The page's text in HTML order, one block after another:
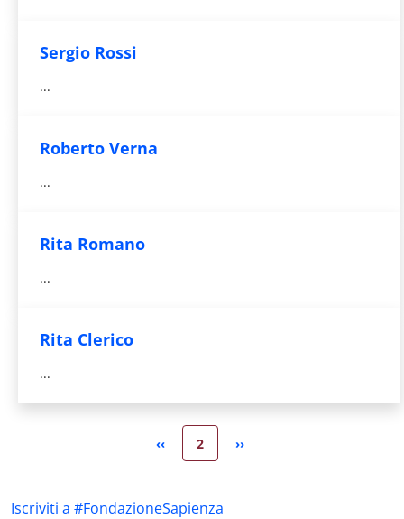
Sergio Rossi
...
Roberto Verna
...
Rita Romano
...
Rita Clerico
...
Pagina precedente
‹‹ Pagina attuale
2 Pagina successiva
››
Iscriviti a #FondazioneSapienza